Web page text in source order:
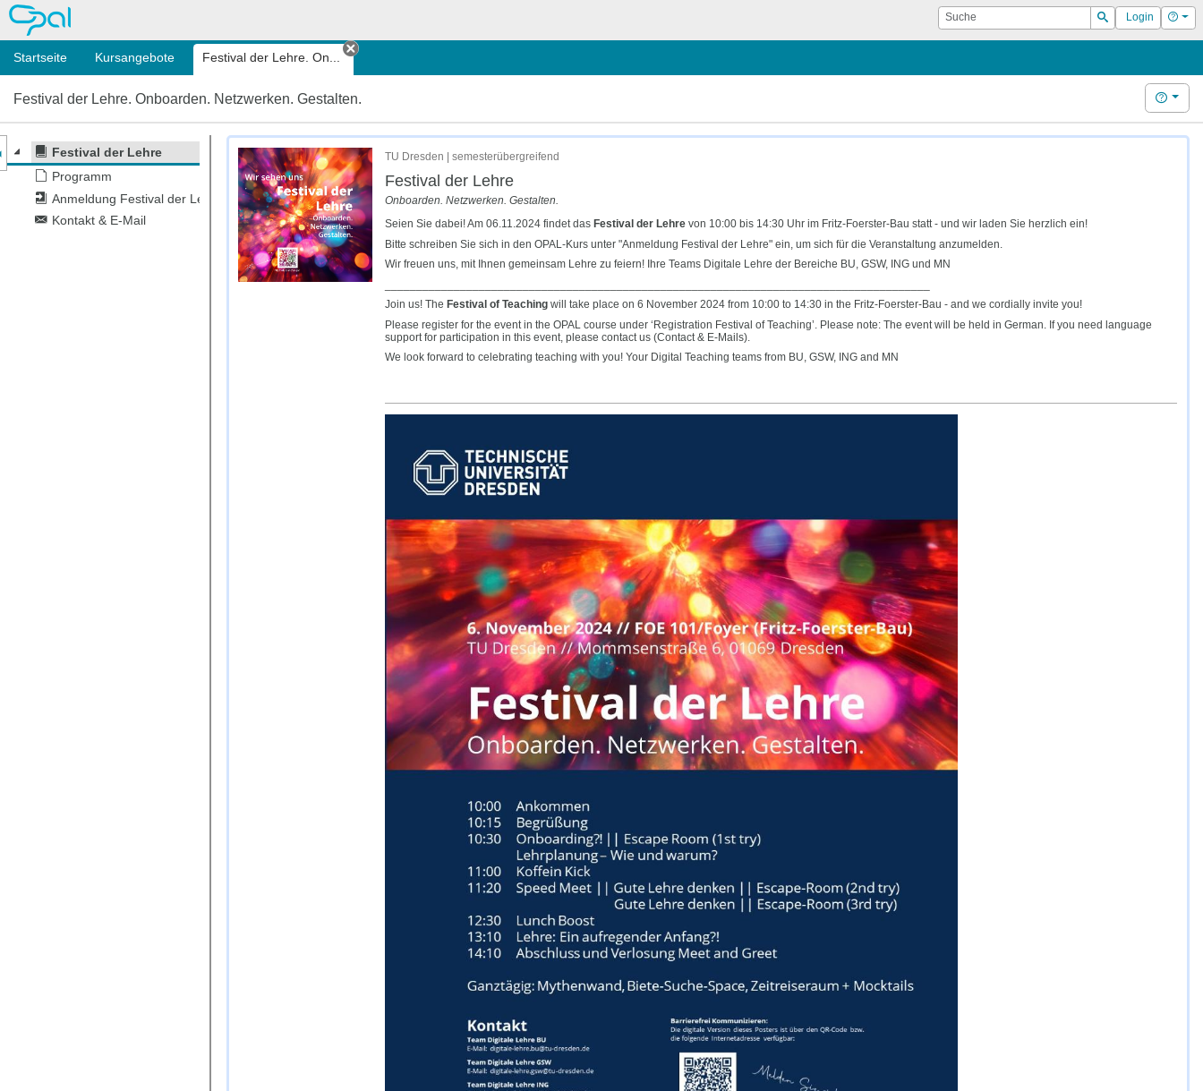
OPAL Suche
Suchen
Login Hilfe
Startseite Kursangebote Festival der Lehre. On...
Tab schließen
Festival der Lehre. Onboarden. Netzwerken. Gestalten. Hilfe
Festival der Lehre
Programm
Anmeldung Festival der Lehre
Kontakt & E-Mail
des Kursmenüs
TU Dresden | semesterübergreifend
Festival der Lehre
Onboarden. Netzwerken. Gestalten.
Seien Sie dabei! Am 06.11.2024 findet das Festival der Lehrevon 10:00 bis 14:30 Uhr im Fritz-Foerster-Bau statt - und wir laden Sie herzlich ein!
Bitte schreiben Sie sich in den OPAL-Kurs unter "Anmeldung Festival der Lehre" ein, um sich für die Veranstaltung anzumelden.
Wir freuen uns, mit Ihnen gemeinsam Lehre zu feiern! Ihre Teams Digitale Lehre der Bereiche BU, GSW, ING und MN
Join us! The Festival of Teachingwill take place on 6 November 2024 from 10:00 to 14:30 in the Fritz-Foerster-Bau - and we cordially invite you!
Please register for the event in the OPAL course under ‘Registration Festival of Teaching’. Please note: The event will be held in German. If you need language
support for participation in this event, please contact us (Contact & E-Mails).
We look forward to celebrating teaching with you! Your Digital Teaching teams from BU, GSW, ING and MN